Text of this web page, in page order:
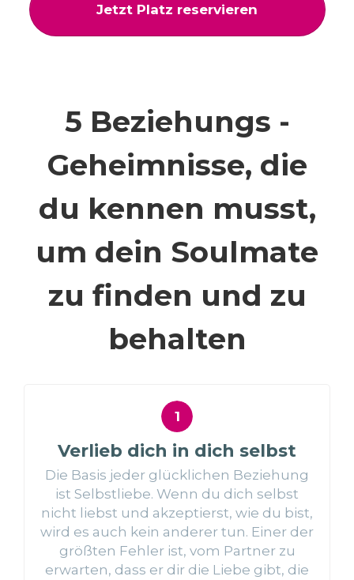
Jetzt Platz reservieren
5 Beziehungs -
Geheimnisse, die
du kennen musst,
um dein Soulmate
zu finden und zu
behalten
Verlieb dich in dich selbst
Die Basis jeder glücklichen Beziehung
ist Selbstliebe. Wenn du dich selbst
nicht liebst und akzeptierst, wie du bist,
wird es auch kein anderer tun. Einer der
größten Fehler ist, vom Partner zu
erwarten, dass er dir die Liebe gibt, die